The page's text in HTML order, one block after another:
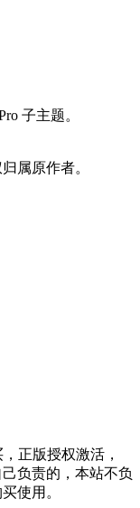
子主题。
属原作者。
正版授权激活，
负责的，本站不负
使用。